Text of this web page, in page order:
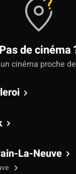
Pas de cinéma
cinéma proche
La-Neuve